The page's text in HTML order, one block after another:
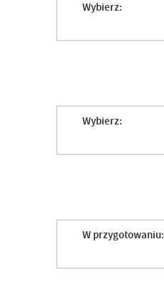
Wybierz:
Wybierz:
W przygotowaniu: